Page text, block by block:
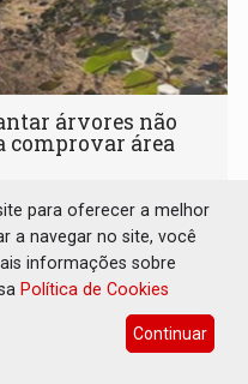
árvores não
comprovar área
de 2026 às 20:00
observados
para oferecer a melhor
a navegar no site, você
informações sobre
Política de Cookies
Continuar